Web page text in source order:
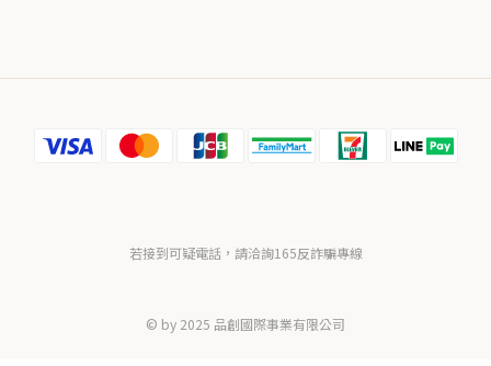
若接到可疑電話，請洽詢165反詐騙專線
© by 2025 品創國際事業有限公司